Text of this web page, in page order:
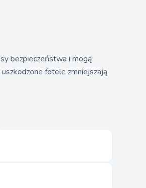
bezpieczeństwa i mogą
fotele zmniejszają